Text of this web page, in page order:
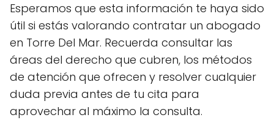
Esperamos que esta información te haya sido
útil si estás valorando contratar un abogado
en Torre Del Mar. Recuerda consultar las
áreas del derecho que cubren, los métodos
de atención que ofrecen y resolver cualquier
duda previa antes de tu cita para
aprovechar al máximo la consulta.